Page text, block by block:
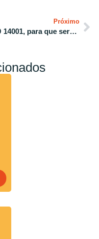
Próximo
ISO 14001, para que serve e qual a relação com ESG